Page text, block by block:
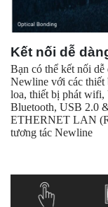
Kết nối dễ
Bạn có thể kết nối
Newline với các
loa, thiết bị phát
Bluetooth, USB 2.0
ETHERNET LAN
tương tác Newline